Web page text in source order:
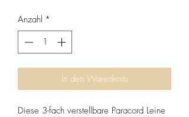
Anzahl *
In den Warenkorb
Diese 3-fach verstellbare Paracord Leine